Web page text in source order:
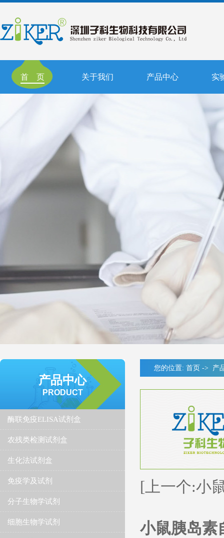
首 页 关于我们 产品中心 实
产品中心
PRODUCT
酶联免疫ELISA试剂盒
农残类检测试剂盒
生化法试剂盒
免疫学及试剂
分子生物学试剂
细胞生物学试剂
您的位置: 首页 -> 产
[上一个:小
小鼠胰岛素